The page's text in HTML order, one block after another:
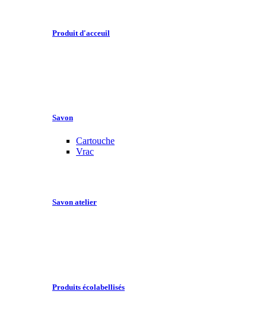
Produit d'acceuil
Savon
Cartouche
Vrac
Savon atelier
Produits écolabellisés